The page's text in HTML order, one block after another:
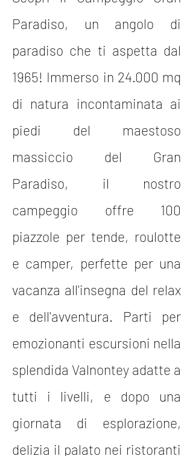
Paradiso, un angolo di
paradiso che ti aspetta dal
1965! Immerso in 24.000 mq
di natura incontaminata ai
piedi del maestoso
massiccio del Gran
Paradiso, il nostro
campeggio offre 100
piazzole per tende, roulotte
e camper, perfette per una
vacanza all'insegna del relax
e dell'avventura. Parti per
emozionanti escursioni nella
splendida Valnontey adatte a
tutti i livelli, e dopo una
giornata di esplorazione,
delizia il palato nei ristoranti